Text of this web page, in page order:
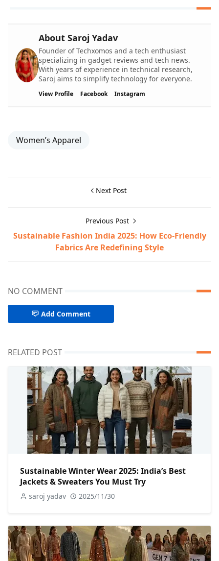
About Saroj Yadav
Founder of Techxomos and a tech enthusiast
specializing in gadget reviews and tech news.
With years of experience in technical research,
Saroj aims to simplify technology for everyone.
View Profile Facebook Instagram
Women’s Apparel
Next Post
Previous Post
Sustainable Fashion India 2025: How Eco-Friendly
Fabrics Are Redefining Style
NO COMMENT
Add Comment
RELATED POST
Sustainable Winter Wear 2025: India’s Best
Jackets & Sweaters You Must Try
saroj yadav 2025/11/30